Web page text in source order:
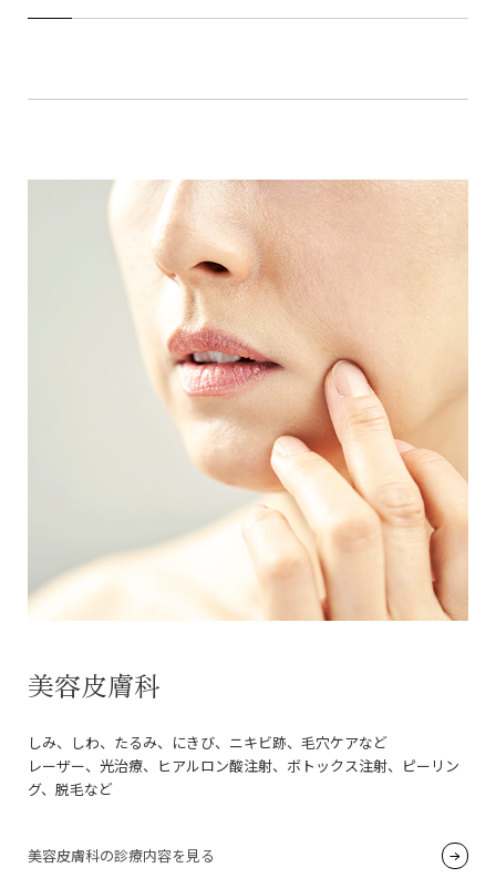
美容皮膚科
しみ、しわ、たるみ、にきび、ニキビ跡、毛穴ケアなど
レーザー、光治療、ヒアルロン酸注射、ボトックス注射、ピーリン
グ、脱毛など
美容皮膚科の診療内容を見る